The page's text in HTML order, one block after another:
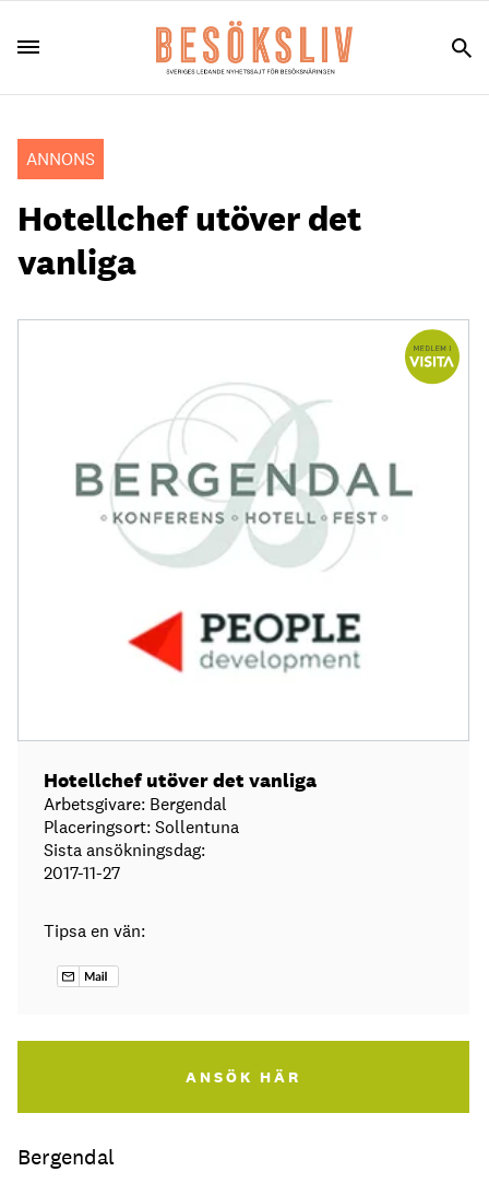
ANNONS
Hotellchef utöver det
vanliga
Bergendal
Hotellchef utöver det vanliga
Arbetsgivare: Bergendal
Placeringsort: Sollentuna
Sista ansökningsdag:
2017-11-27
Tipsa en vän:
ANSÖK HÄR